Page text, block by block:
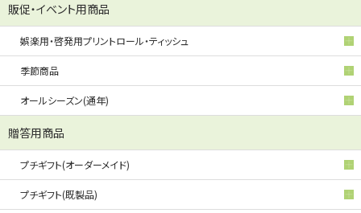
販促・イベント用商品
娯楽用・啓発用プリントロール・ティッシュ
季節商品
オールシーズン(通年)
贈答用商品
プチギフト(オーダーメイド)
プチギフト(既製品)